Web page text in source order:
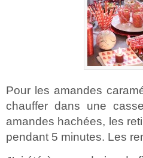
Pour les amandes
chauffer dans une
amandes hachées, les
pendant 5 minutes. Les